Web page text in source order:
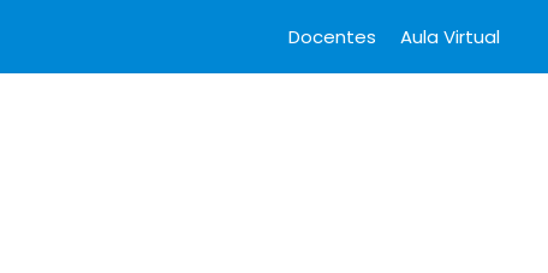
Docentes Aula Virtual